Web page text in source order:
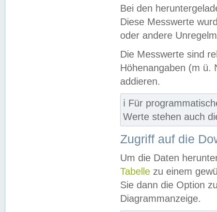
Bei den
Diese Messwerte
oder andere
Die Messwerte sind
Höhenangaben (m ü.
addieren.
ℹ️ Für
Werte stehen auch
Zugriff auf die
Um die Daten
Tabelle zu einem
Sie dann die Option
Diagrammanzeige.